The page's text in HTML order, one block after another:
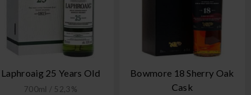
Laphroaig 25 Years Old
700ml / 52,3%
Bowmore 18 Sherry Oak
Cask